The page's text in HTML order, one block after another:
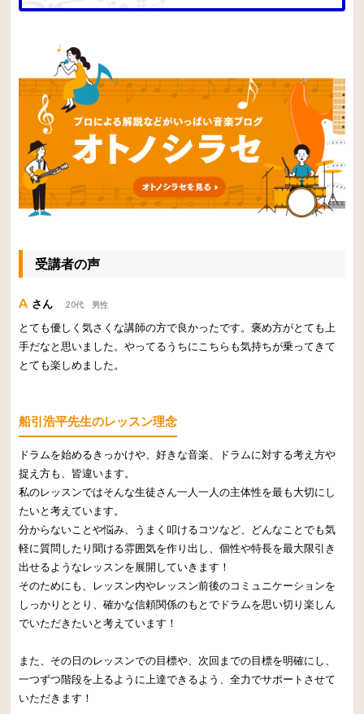
受講者の声
A さん 20代 男性
とても優しく気さくな講師の方で良かったです。褒め方がとても上
手だなと思いました。やってるうちにこちらも気持ちが乗ってきて
とても楽しめました。
船引浩平先生のレッスン理念
ドラムを始めるきっかけや、好きな音楽、ドラムに対する考え方や
捉え方も、皆違います。
私のレッスンではそんな生徒さん一人一人の主体性を最も大切にし
たいと考えています。
分からないことや悩み、うまく叩けるコツなど、どんなことでも気
軽に質問したり聞ける雰囲気を作り出し、個性や特長を最大限引き
出せるようなレッスンを展開していきます！
そのためにも、レッスン内やレッスン前後のコミュニケーションを
しっかりととり、確かな信頼関係のもとでドラムを思い切り楽しん
でいただきたいと考えています！
また、その日のレッスンでの目標や、次回までの目標を明確にし、
一つずつ階段を上るように上達できるよう、全力でサポートさせて
いただきます！